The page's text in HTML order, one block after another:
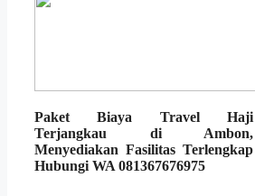
Paket Biaya Travel Haji
Terjangkau di Ambon,
Menyediakan Fasilitas Terlengkap
Hubungi WA 081367676975